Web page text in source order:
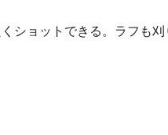
ショットできる。ラフも